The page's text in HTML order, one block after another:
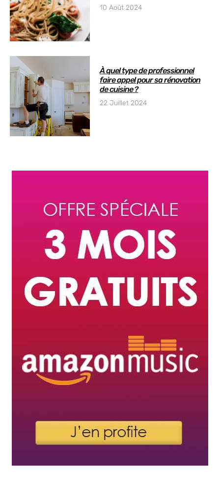
10 Août 2024
À quel type de professionnel
faire appel pour sa rénovation
de cuisine ?
22 Juillet 2024